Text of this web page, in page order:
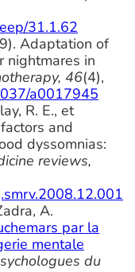
31.1.62
Adaptation of
nightmares in
46(4),
a0017945
R. E., et
and
dyssomnias:
reviews,
A.
par la
mentale
du